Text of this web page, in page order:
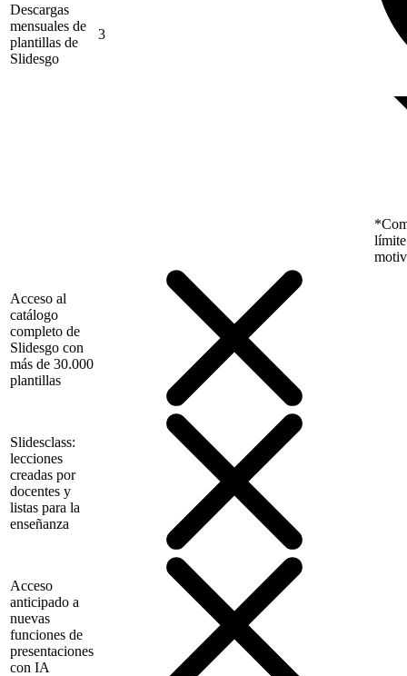
Descargas
mensuales de
plantillas de
Slidesgo
3
límite
Acceso al
catálogo
completo de
Slidesgo con
más de 30.000
plantillas
Slidesclass:
lecciones
creadas por
docentes y
listas para la
enseñanza
Acceso
anticipado a
nuevas
funciones de
presentaciones
con IA